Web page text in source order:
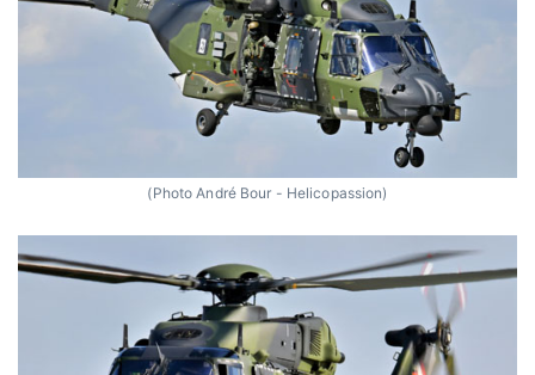
(Photo André Bour - Helicopassion)